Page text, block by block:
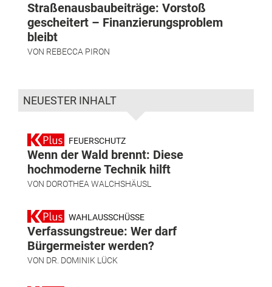
Straßenausbaubeiträge: Vorstoß
gescheitert – Finanzierungsproblem
bleibt
VON REBECCA PIRON
NEUESTER INHALT
FEUERSCHUTZ
Wenn der Wald brennt: Diese
hochmoderne Technik hilft
VON DOROTHEA WALCHSHÄUSL
WAHLAUSSCHÜSSE
Verfassungstreue: Wer darf
Bürgermeister werden?
VON DR. DOMINIK LÜCK